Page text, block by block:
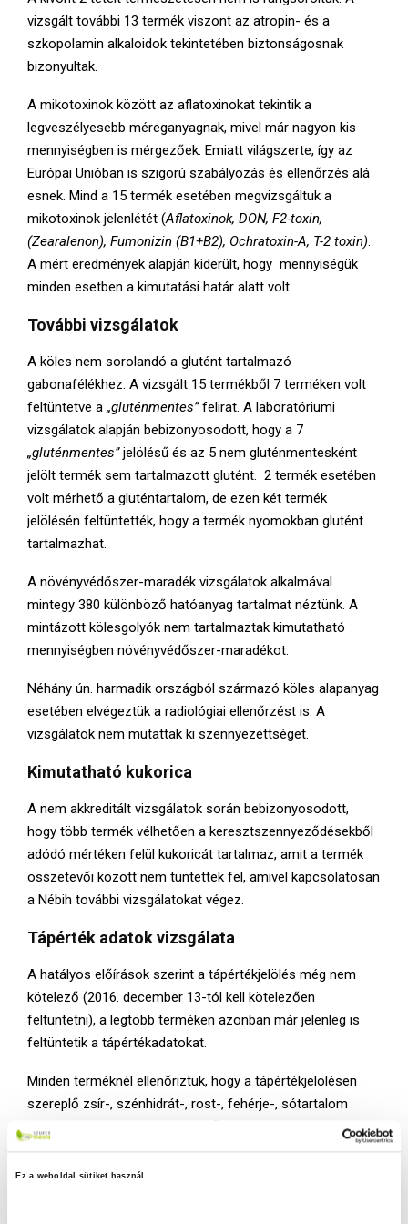
Ez a weboldal sütiket használ
vizsgált további 13 termék viszont az atropin- és a
szkopolamin alkaloidok tekintetében biztonságosnak
bizonyultak.
A mikotoxinok között az aflatoxinokat tekintik a
legveszélyesebb méreganyagnak, mivel már nagyon kis
mennyiségben is mérgezőek. Emiatt világszerte, így az
Európai Unióban is szigorú szabályozás és ellenőrzés alá
esnek. Mind a 15 termék esetében megvizsgáltuk a
mikotoxinok jelenlétét (Aflatoxinok, DON, F2-toxin,
(Zearalenon), Fumonizin (B1+B2), Ochratoxin-A, T-2 toxin).
A mért eredmények alapján kiderült, hogy mennyiségük
minden esetben a kimutatási határ alatt volt.
További vizsgálatok
A köles nem sorolandó a glutént tartalmazó
gabonafélékhez. A vizsgált 15 termékből 7 terméken volt
feltüntetve a „gluténmentes”felirat. A laboratóriumi
vizsgálatok alapján bebizonyosodott, hogy a 7
„gluténmentes”jelölésű és az 5 nem gluténmentesként
jelölt termék sem tartalmazott glutént. 2 termék esetében
volt mérhető a gluténtartalom, de ezen két termék
jelölésén feltüntették, hogy a termék nyomokban glutént
tartalmazhat.
A növényvédőszer-maradék vizsgálatok alkalmával
mintegy 380 különböző hatóanyag tartalmat néztünk. A
mintázott kölesgolyók nem tartalmaztak kimutatható
mennyiségben növényvédőszer-maradékot.
Néhány ún. harmadik országból származó köles alapanyag
esetében elvégeztük a radiológiai ellenőrzést is. A
vizsgálatok nem mutattak ki szennyezettséget.
Kimutatható kukorica
A nem akkreditált vizsgálatok során bebizonyosodott,
hogy több termék vélhetően a keresztszennyeződésekből
adódó mértéken felül kukoricát tartalmaz, amit a termék
összetevői között nem tüntettek fel, amivel kapcsolatosan
a Nébih további vizsgálatokat végez.
Tápérték adatok vizsgálata
A hatályos előírások szerint a tápértékjelölés még nem
kötelező (2016. december 13-tól kell kötelezően
feltüntetni), a legtöbb terméken azonban már jelenleg is
feltüntetik a tápértékadatokat.
Minden terméknél ellenőriztük, hogy a tápértékjelölésen
szereplő zsír-, szénhidrát-, rost-, fehérje-, sótartalom
megfelelően van-e feltüntetve. Továbbá számítással
ellenőriztük a jelölésen szereplő tápértéktáblázatban